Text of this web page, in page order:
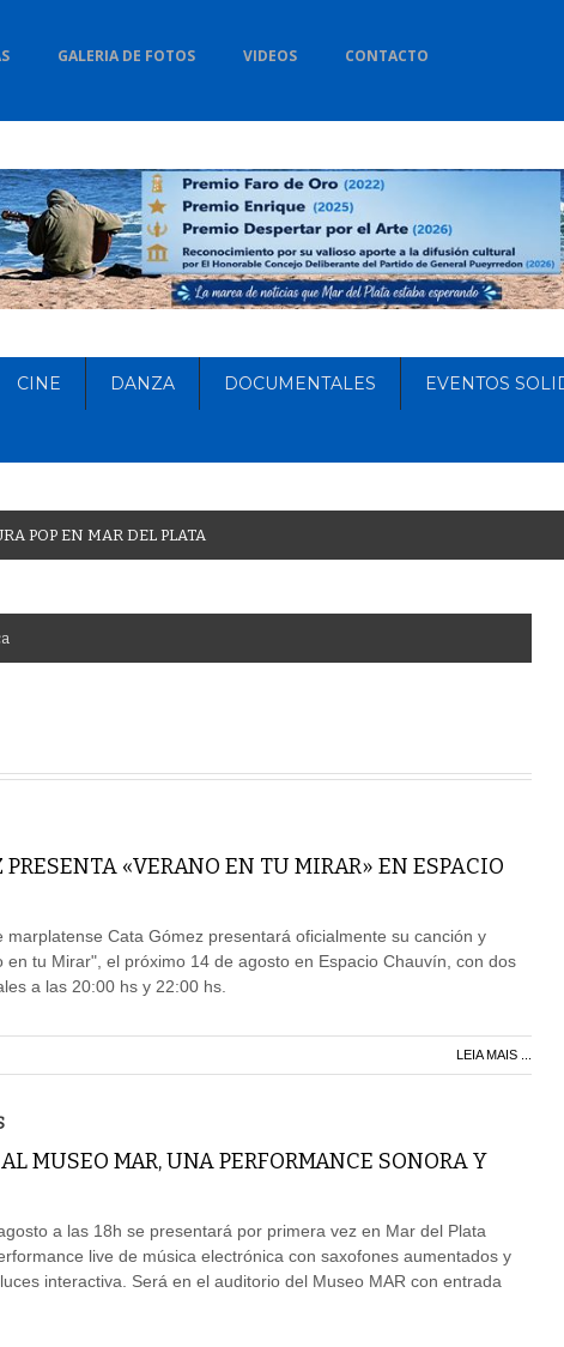
GALERIA DE FOTOS VIDEOS CONTACTO
CINE DANZA DOCUMENTALES EVENTOS
RA POP EN MAR DEL PLATA
PRESENTA «VERANO EN TU MIRAR» EN ESPACIO
marplatense Cata Gómez presentará oficialmente su canción y
en tu Mirar", el próximo 14 de agosto en Espacio Chauvín, con dos
a las 20:00 hs y 22:00 hs.
LEIA MAIS ...
MUSEO MAR, UNA PERFORMANCE SONORA Y
a las 18h se presentará por primera vez en Mar del Plata
live de música electrónica con saxofones aumentados y
interactiva. Será en el auditorio del Museo MAR con entrada